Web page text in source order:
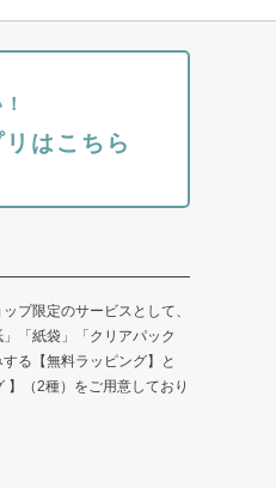
はこちら
プ限定のサービスとして、
「紙袋」「クリアパック
る【無料ラッピング】と
】（2種）をご用意しており